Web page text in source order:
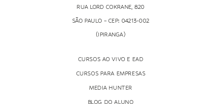
RUA LORD COKRANE, 820
SÃO PAULO – CEP: 04213-002
(IPIRANGA)
CURSOS AO VIVO E EAD
CURSOS PARA EMPRESAS
MEDIA HUNTER
BLOG DO ALUNO